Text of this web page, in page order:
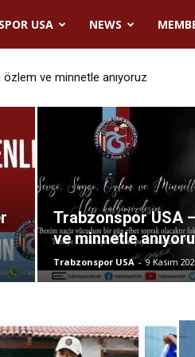
USA NEWS
ve minnetle anıyoruz
Cumhuriyet Bayramımız Kutlu
Trabzonspor USA
ve minnetle
Trabzonspor USA - 9 Kasım